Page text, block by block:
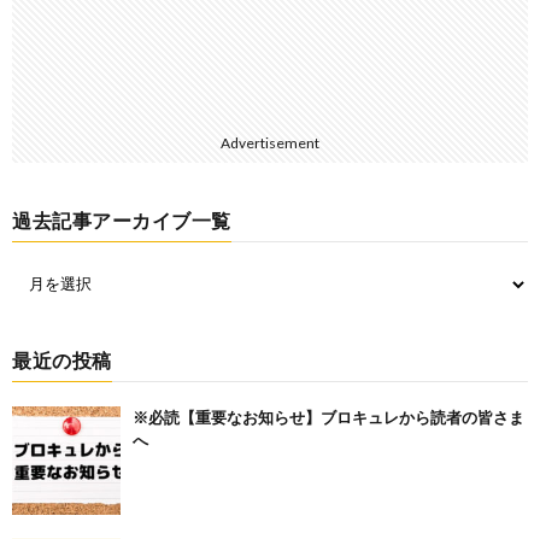
Advertisement
過去記事アーカイブ一覧
最近の投稿
※必読【重要なお知らせ】ブロキュレから読者の皆さま
へ